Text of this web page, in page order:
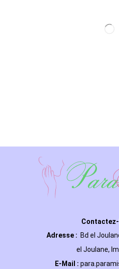
Adresse : Bd el
el Joulane,
E-Mail :